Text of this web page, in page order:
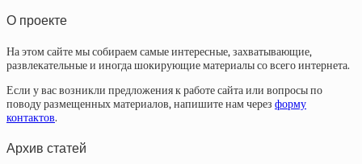
О проекте
На этом сайте мы собираем самые интересные, захватывающие,
развлекательные и иногда шокирующие материалы со всего интернета.
Если у вас возникли предложения к работе сайта или вопросы по
поводу размещенных материалов, напишите нам через форму
контактов.
Архив статей